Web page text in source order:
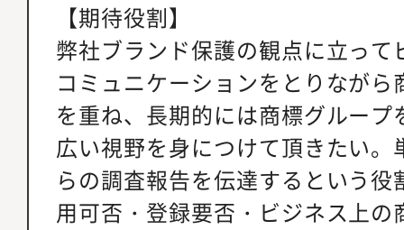
【期待役割】
弊社ブランド保護の観点に立っ
コミュニケーションをとりなが
を重ね、長期的には商標グルー
広い視野を身につけて頂きたい
らの調査報告を伝達するという
用可否・登録要否・ビジネス上